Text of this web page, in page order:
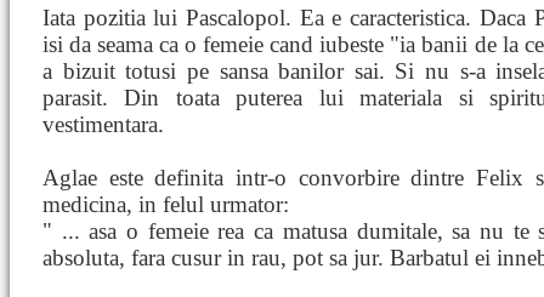
Iata pozitia lui Pascalopol. Ea e caracteristica. Daca
isi da seama ca o femeie cand iubeste "ia banii de la
a bizuit totusi pe sansa banilor sai. Si nu s-a
parasit. Din toata puterea lui materiala si
vestimentara.
Aglae este definita intr-o convorbire dintre Felix
medicina, in felul urmator:
" ... asa o femeie rea ca matusa dumitale, sa nu te
absoluta, fara cusur in rau, pot sa jur. Barbatul ei